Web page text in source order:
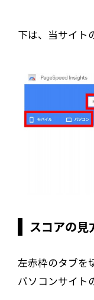
下は、当サイト
スコアの見
左赤枠のタブを
パソコンサイト